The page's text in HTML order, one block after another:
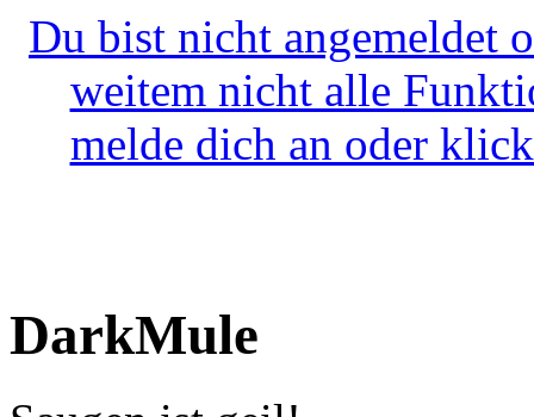
Du bist nicht angemeldet
weitem nicht alle
melde dich an oder
DarkMule